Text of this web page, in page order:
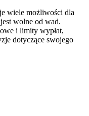
wiele możliwości dla
wolne od wad.
i limity wypłat,
dotyczące swojego